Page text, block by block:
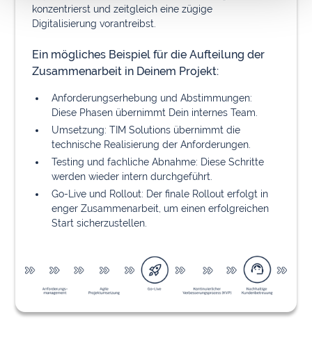
konzentrierst und zeitgleich eine zügige
Digitalisierung vorantreibst.
Ein mögliches Beispiel für die Aufteilung der
Zusammenarbeit in Deinem Projekt:
Anforderungserhebung und Abstimmungen:
Diese Phasen übernimmt Dein internes Team.
Umsetzung: TIM Solutions übernimmt die
technische Realisierung der Anforderungen.
Testing und fachliche Abnahme: Diese Schritte
werden wieder intern durchgeführt.
Go-Live und Rollout: Der finale Rollout erfolgt in
enger Zusammenarbeit, um einen erfolgreichen
Start sicherzustellen.